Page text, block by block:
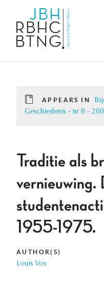
APPEARS IN
Geschiedenis - nr 8 -
Traditie als
vernieuwing.
1955-1975.
AUTHOR(S)
Louis Vos